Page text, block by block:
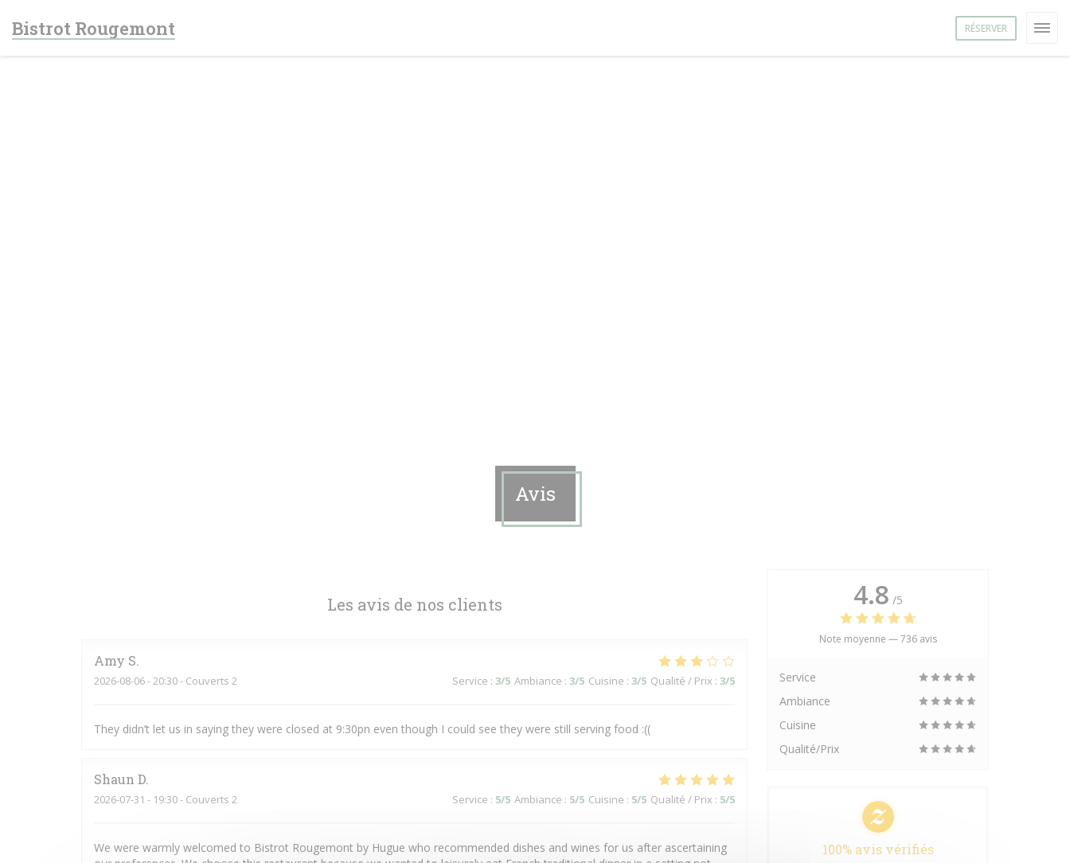
Bistrot Rougemont RÉSERVER
Avis
Les avis de nos clients
Amy S
2026-08-06- 20:30 - Couverts 2 Service : 3/5 Ambiance : 3/5 Cuisine : 3/5 Qualité / Prix : 3/5
They didn’t let us in saying they were closed at 9:30pn even though I could see they were still serving food :((
Shaun D
2026-07-31 - 19:30 - Couverts 2 Service : 5/5 Ambiance : 5/5 Cuisine : 5/5 Qualité / Prix : 5/5
We were warmly welcomed to Bistrot Rougemont by Hugue who recommended dishes and wines for us after ascertaining
4.8 /5
Note moyenne —736 avis
Service
Ambiance
Cuisine
Qualité/Prix
100% avis vérifiés